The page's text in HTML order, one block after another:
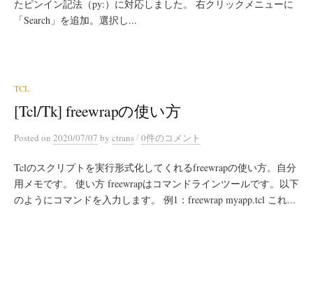
たピンイン記法（py:）に対応しました。 右クリックメニューに
「Search」を追加。選択し...
TCL
[Tcl/Tk] freewrapの使い方
Posted on 2020/07/07 by ctrans/0件のコメント
Tclのスクリプトを実行形式化してくれるfreewrapの使い方。自分
用メモです。 使い方 freewrapはコマンドラインツールです。以下
のようにコマンドを入力します。 例1：freewrap myapp.tcl これ...